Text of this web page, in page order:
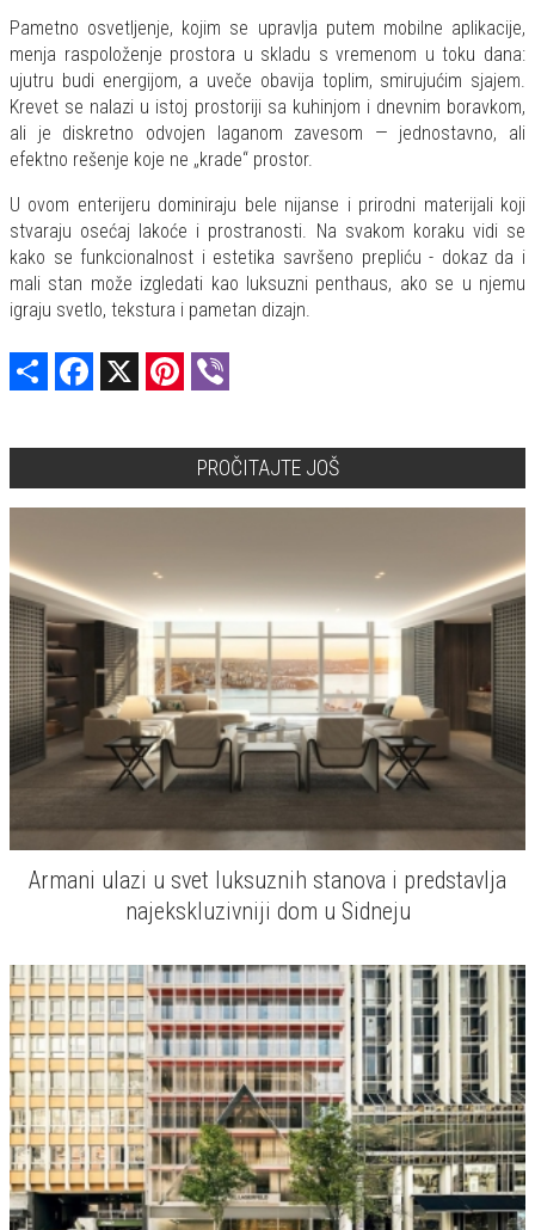
Pametno osvetljenje, kojim se upravlja putem mobilne aplikacije,
menja raspoloženje prostora u skladu s vremenom u toku dana:
ujutru budi energijom, a uveče obavija toplim, smirujućim sjajem.
Krevet se nalazi u istoj prostoriji sa kuhinjom i dnevnim boravkom,
ali je diskretno odvojen laganom zavesom — jednostavno, ali
efektno rešenje koje ne „krade“ prostor.
U ovom enterijeru dominiraju bele nijanse i prirodni materijali koji
stvaraju osećaj lakoće i prostranosti. Na svakom koraku vidi se
kako se funkcionalnost i estetika savršeno prepliću - dokaz da i
mali stan može izgledati kao luksuzni penthaus, ako se u njemu
igraju svetlo, tekstura i pametan dizajn.
Share Facebook Pinterest
PROČITAJTE JOŠ
Armani ulazi u svet luksuznih stanova i predstavlja
najekskluzivniji dom u Sidneju